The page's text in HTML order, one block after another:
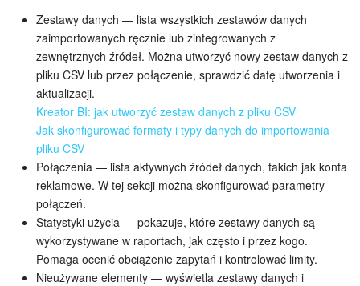
Bitrix24 Market
Strony internetowe
Firma
Automatyzacja
Marketing
Zarządzanie asortymentem produktów
Ustawienia
Zestawy danych — lista wszystkich zestawów danych
zaimportowanych ręcznie lub zintegrowanych z
zewnętrznych źródeł. Można utworzyć nowy zestaw danych z
pliku CSV lub przez połączenie, sprawdzić datę utworzenia i
aktualizacji.
Kreator BI: jak utworzyć zestaw danych z pliku CSV
Jak skonfigurować formaty i typy danych do importowania
pliku CSV
Połączenia — lista aktywnych źródeł danych, takich jak konta
reklamowe. W tej sekcji można skonfigurować parametry
połączeń.
Statystyki użycia — pokazuje, które zestawy danych są
wykorzystywane w raportach, jak często i przez kogo.
Pomaga ocenić obciążenie zapytań i kontrolować limity.
Nieużywane elementy — wyświetla zestawy danych i